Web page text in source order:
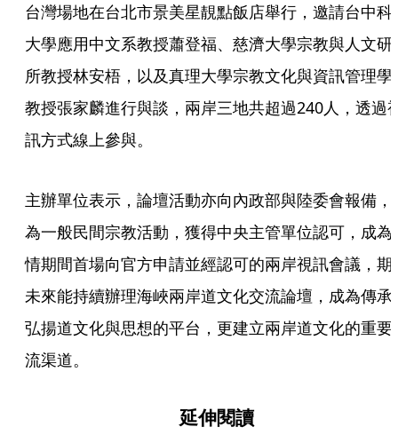
台灣場地在台北市景美星靚點飯店舉行，邀請台中科
大學應用中文系教授蕭登福、慈濟大學宗教與人文研
所教授林安梧，以及真理大學宗教文化與資訊管理學
教授張家麟進行與談，兩岸三地共超過240人，透過
訊方式線上參與。
主辦單位表示，論壇活動亦向內政部與陸委會報備，
為一般民間宗教活動，獲得中央主管單位認可，成為
情期間首場向官方申請並經認可的兩岸視訊會議，期
未來能持續辦理海峽兩岸道文化交流論壇，成為傳承
弘揚道文化與思想的平台，更建立兩岸道文化的重要
流渠道。
延伸閱讀